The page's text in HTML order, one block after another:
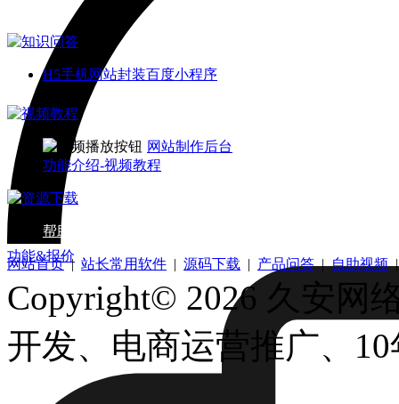
功能&报价
H5手机网站封装百度小程序
网站制作后台
功能介绍-视频教程
帮助中心
网站首页| 站长常用软件 | 源码下载 | 产品问答|自助视频
Copyright© 2026 久安网
开发、电商运营推广、